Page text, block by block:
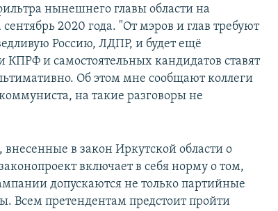
нынешнего главы области на
2020 года. "От мэров и глав требуют
Россию, ЛДПР, и будет ещё
и самостоятельных кандидатов ставят
Об этом мне сообщают коллеги
на такие разговоры не
в закон Иркутской области о
включает в себя норму о том,
допускаются не только партийные
Всем претендентам предстоит пройти